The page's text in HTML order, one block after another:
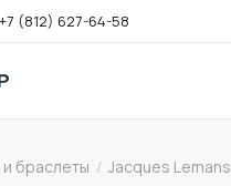
+7 (812) 627-64-58
браслеты / Jacques Lemans